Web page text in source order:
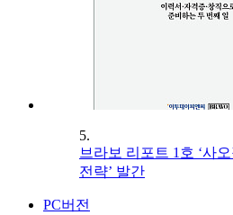
5.
브라보 리포트 1호 ‘사
전략’ 발간
PC버전